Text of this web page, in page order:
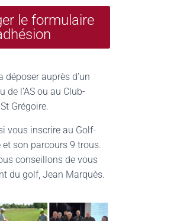
le formulaire
déposer auprès d’un
de l’AS ou au Club-
Grégoire.
vous inscrire au Golf-
et son parcours 9 trous.
conseillons de vous
du golf, Jean Marquès.